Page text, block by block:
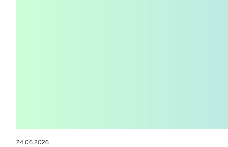
24.06.2026